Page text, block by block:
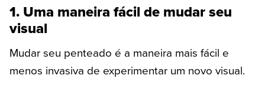
1. Uma maneira fácil de mudar seu
visual
Mudar seu penteado é a maneira mais fácil e
menos invasiva de experimentar um novo visual.